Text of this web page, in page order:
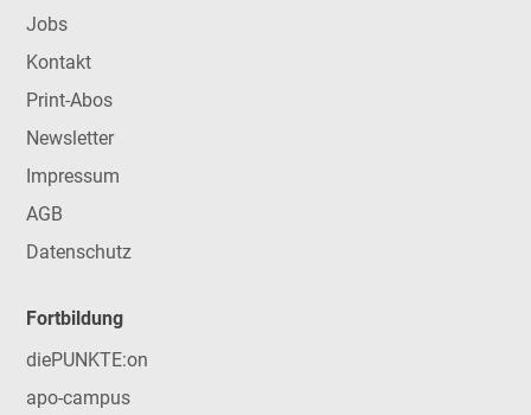
Jobs
Kontakt
Print-Abos
Newsletter
Impressum
AGB
Datenschutz
Fortbildung
diePUNKTE:on
apo-campus